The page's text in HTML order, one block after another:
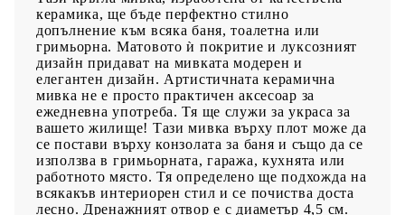
керамика, ще бъде перфектно стилно
допълнение към всяка баня, тоалетна или
гримьорна. Матовото ѝ покритие и луксозният
дизайн придават на мивката модерен и
елегантен дизайн. Артистичната керамична
мивка не е просто практичен аксесоар за
ежедневна употреба. Тя ще служи за украса за
вашето жилище! Тази мивка върху плот може да
се постави върху конзолата за баня и също да се
използва в гримьорната, гаража, кухнята или
работното място. Тя определено ще подхожда на
всякакъв интериорен стил и се почиства доста
лесно. Дренажният отвор е с диаметър 4,5 см.